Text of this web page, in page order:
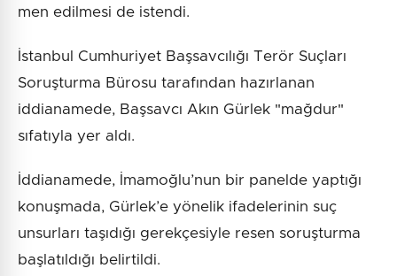
men edilmesi de istendi.
İstanbul Cumhuriyet Başsavcılığı Terör Suçları
Soruşturma Bürosu tarafından hazırlanan
iddianamede, Başsavcı Akın Gürlek "mağdur"
sıfatıyla yer aldı.
İddianamede, İmamoğlu’nun bir panelde yaptığı
konuşmada, Gürlek’e yönelik ifadelerinin suç
unsurları taşıdığı gerekçesiyle resen soruşturma
başlatıldığı belirtildi.